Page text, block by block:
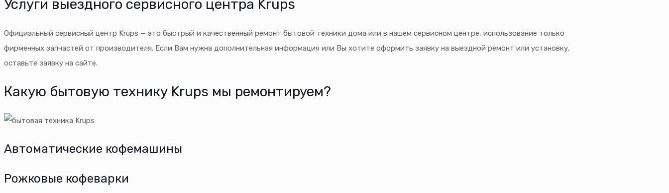
Услуги выездного сервисного центра Krups
Официальный сервисный центр Krups — это быстрый и качественный ремонт бытовой техники дома или в нашем сервисном центре, использование только
фирменных запчастей от производителя. Если Вам нужна дополнительная информация или Вы хотите оформить заявку на выездной ремонт или установку,
оставьте заявку на сайте.
Какую бытовую технику Krups мы ремонтируем?
Автоматические кофемашины
Рожковые кофеварки